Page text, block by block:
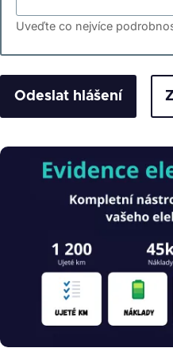
Uveďte co nejvíce
Obrázek